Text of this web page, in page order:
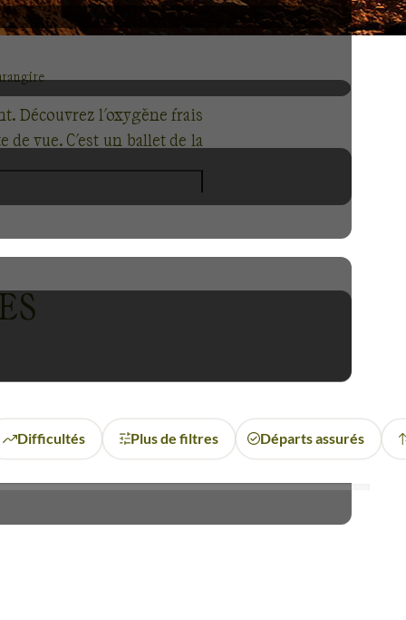
Découvrez l'oxygène frais
de vue. C'est un ballet de la
tribus locales comme les
trekking éblouissantes, qui
de la nature, la culture et
Difficultés Plus de filtres Départs assurés